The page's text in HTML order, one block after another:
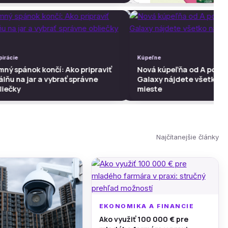
spánok končí: Ako pripraviť
na jar a vybrať správne
Kúpeľne
Nová kúpeľňa od A po Z?
Galaxy nájdete všetko na
mieste
spánok končí: Ako pripraviť
na jar a vybrať správne
Kúpeľne
Nová kúpeľňa od A po
Galaxy nájdete všetko
mieste
Najčítanejšie články
EKONOMIKA A FINANCIE
Ako využiť 100 000 € pre